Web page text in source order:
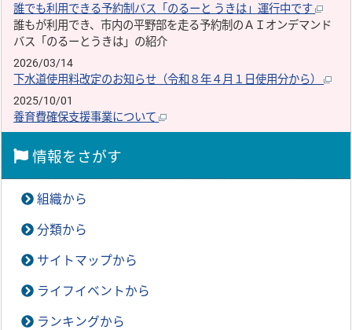
誰でも利用できる予約制バス「のるーと うきは」運行中です
誰もが利用でき、市内の平野部を走る予約制のＡＩオンデマンド
バス「のるーとうきは」の紹介
2026/03/14
下水道使用料改定のお知らせ（令和８年４月１日使用分から）
2025/10/01
養育費確保支援事業について
情報をさがす
組織から
分類から
サイトマップから
ライフイベントから
ランキングから